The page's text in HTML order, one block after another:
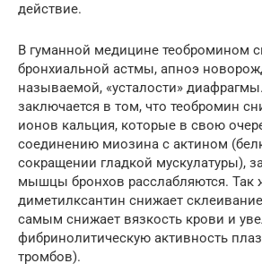
действие.
В гуманной медицине теобромином
бронхиальной астмы, апноэ
называемой, «усталости»
заключается в том, что теобромин
ионов кальция, которые в свою
соединению миозина с актином
сокращении гладкой мускулатуры),
мышцы бронхов расслабляются. Так
диметилксантин снижает
самым снижает вязкость крови и
фибринолитическую активность
тромбов).